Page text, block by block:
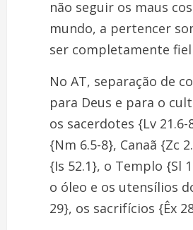
não seguir os maus
mundo, a pertencer
ser completamente fiel
No AT, separação de
para Deus e para o
os sacerdotes {Lv 21.6-
{Nm 6.5-8}, Canaã {Zc
{Is 52.1}, o Templo {Sl
o óleo e os utensílios
29}, os sacrifícios {Êx